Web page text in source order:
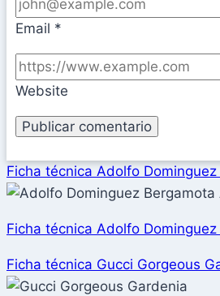
Email *
Website
Ficha técnica Adolfo
Ficha técnica Adolfo
Ficha técnica Gucci Gorgeous